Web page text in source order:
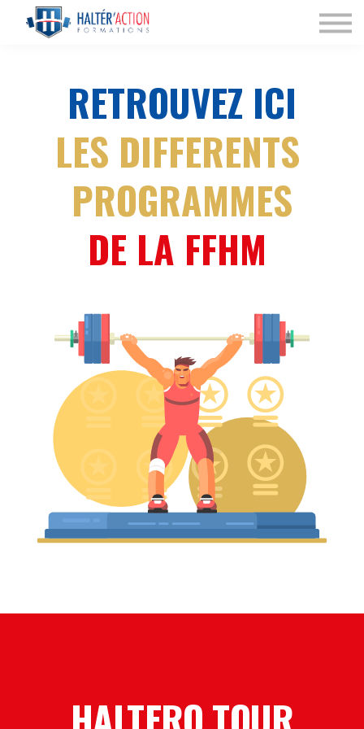
Nos Programmes
Connexion
RETROUVEZ ICI
LES DIFFERENTS
PROGRAMMES
DE LA FFHM